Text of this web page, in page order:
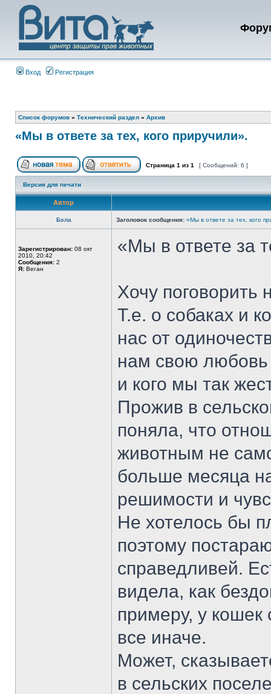
Вход Регистрация
Список форумов » Технический раздел » Архив
«Мы в ответе за тех, кого приручили».
Страница 1 из 1 [ Сообщений: 6 ]
Версия для печати
Автор
Бэла Заголовок сообщения: «Мы в ответе за тех, кого
Зарегистрирован: 08 окт
2010, 20:42
Сообщения: 2
Я: Веган
«Мы в ответе за
Хочу
Т.е. о собаках и
нас от
нам свою любовь
и кого мы так
Прожив в
поняла, что
животным не
больше месяца
решимости и
Не хотелось бы
поэтому
справедливей.
видела, как
примеру, у
все иначе.
Может,
в сельских